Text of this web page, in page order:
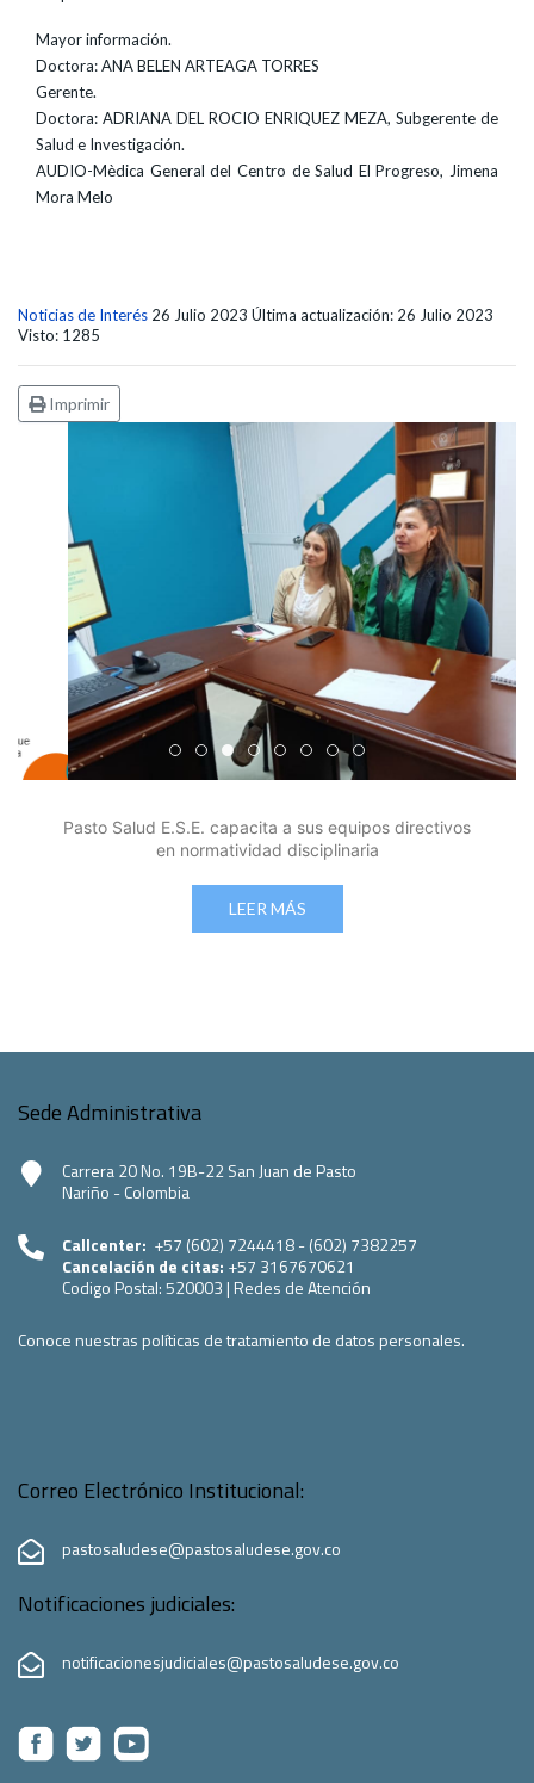
Mayor información.
Doctora: ANA BELEN ARTEAGA TORRES
Gerente.
Doctora: ADRIANA DEL ROCIO ENRIQUEZ MEZA, Subgerente de
Salud e Investigación.
AUDIO-Mèdica General del Centro de Salud El Progreso, Jimena
Mora Melo
Noticias de Interés 26 Julio 2023 Última actualización: 26 Julio 2023
Visto: 1285
Imprimir
Edicto Emplazatorio a los Afiliados en el Régimen
Pasto Salud ESE lidera gestión institucional
Pasto Salud E.S.E. capacita a sus equipos
Último día para inscripciones en
Viceministro garantiza
Mil pesos que salvan vidas:
Cápsula 18-26 - Reporte
Cápsula 17-26 -
Pasto Salud E.S.E. capacita a sus equipos directivos
en normatividad disciplinaria
LEER MÁS
Sede Administrativa
Carrera 20 No. 19B-22 San Juan de Pasto
Nariño - Colombia
Callcenter: +57 (602) 7244418 - (602) 7382257
Cancelación de citas: +57 3167670621
Codigo Postal:520003 | Redes de Atención
Conoce nuestras políticas de tratamiento de datos personales.
Correo Electrónico Institucional:
pastosaludese@pastosaludese.gov.co
Notificaciones judiciales:
notificacionesjudiciales@pastosaludese.gov.co